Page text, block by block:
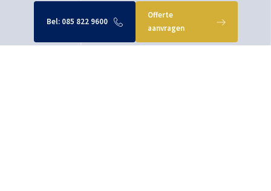
Bel: 085 822 9600
Offerte
aanvragen